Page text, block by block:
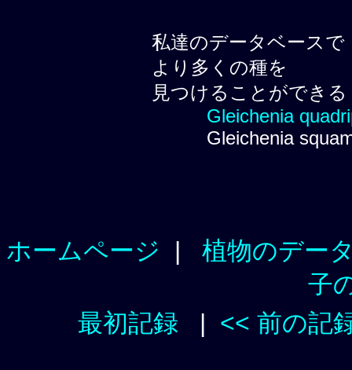
私達のデータベース
より多くの種を
見つけることができる
Gleichenia
Gleichenia
ホームページ | 植物のデー
子
最初記録 | << 前の記